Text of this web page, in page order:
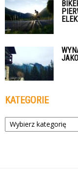
KATEGORIE
Kategorie